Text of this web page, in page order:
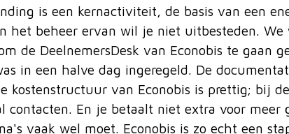
is een kernactiviteit, de basis van een
het beheer ervan wil je niet uitbesteden.
de DeelnemersDesk van Econobis te gaan
in een halve dag ingeregeld. De
kostenstructuur van Econobis is prettig; bij
contacten. En je betaalt niet extra voor
vaak wel moet. Econobis is zo echt een